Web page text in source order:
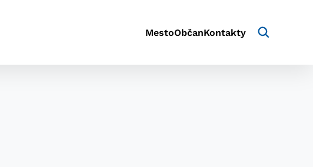
MestoObčanKontakty